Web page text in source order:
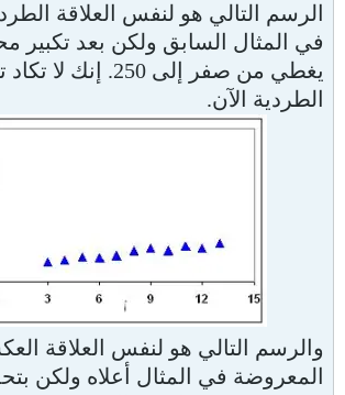
الرسم التالي هو لنفس العلاقة
في المثال السابق ولكن بعد تكبير
يغطي من صفر إلى 250.
الطردية الآن.
والرسم التالي هو لنفس العلاقة
المعروضة في المثال أعلاه ولكن